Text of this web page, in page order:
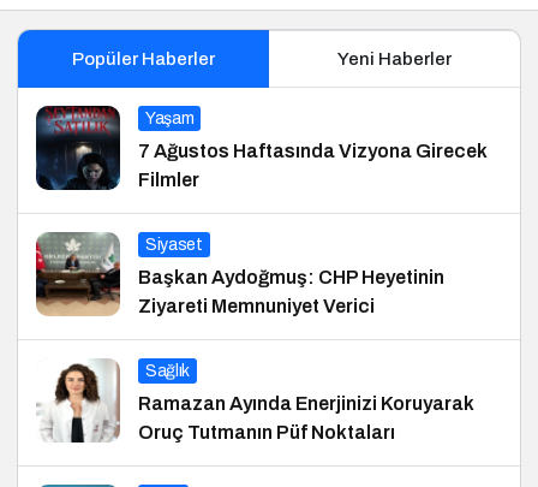
Popüler Haberler Yeni Haberler
Yaşam
7 Ağustos Haftasında Vizyona Girecek
Filmler
Siyaset
Başkan Aydoğmuş: CHP Heyetinin
Ziyareti Memnuniyet Verici
Sağlık
Ramazan Ayında Enerjinizi Koruyarak
Oruç Tutmanın Püf Noktaları